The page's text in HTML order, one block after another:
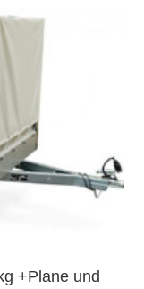
+Plane und